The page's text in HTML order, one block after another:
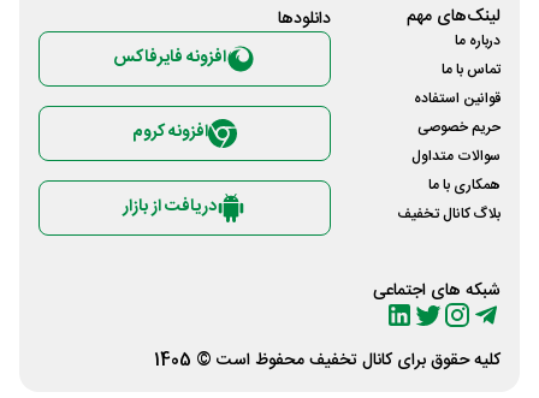
لینک‌های مهم
درباره ما
تماس با ما
قوانین استفاده
حریم خصوصی
سوالات متداول
همکاری با ما
بلاگ کانال تخفیف
شبکه های اجتماعی
دانلود‌ها
افزونه فایرفاکس
افزونه کروم
دریافت از بازار
کلیه حقوق برای کانال تخفیفمحفوظ است © 1405